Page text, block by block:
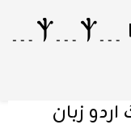
Ⲯ﹍︿﹍︿﹍ الکمونیا ﹍Ⲯ﹍Ⲯ﹍
اردو زبان